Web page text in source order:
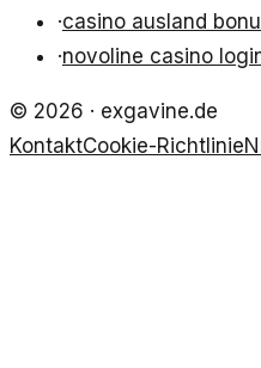
·casino ausland
·novoline casino
© 2026 · exgavine.de
KontaktCookie-Richtlinie